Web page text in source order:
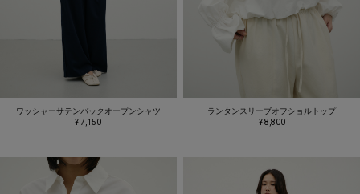
ワッシャーサテンバックオープンシャツ
¥ 7,150
ランタンスリーブオフショルトップ
¥ 8,800